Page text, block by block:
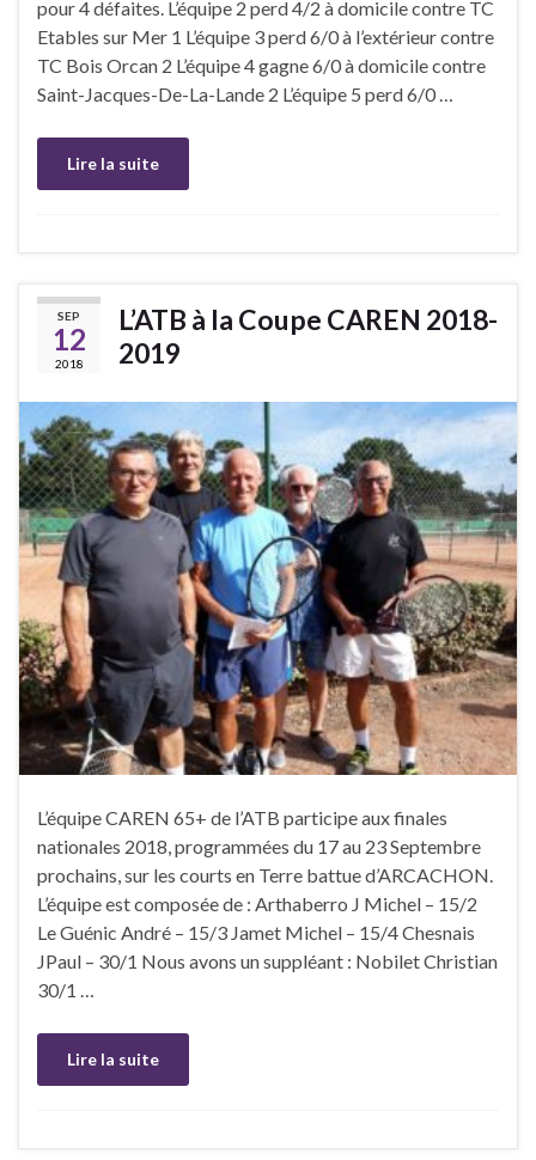
pour 4 défaites. L’équipe 2 perd 4/2 à domicile contre TC
Etables sur Mer 1 L’équipe 3 perd 6/0 à l’extérieur contre
TC Bois Orcan 2 L’équipe 4 gagne 6/0 à domicile contre
Saint-Jacques-De-La-Lande 2 L’équipe 5 perd 6/0 …
Lire la suite
SEP
12
2018
L’ATB à la Coupe CAREN 2018-
2019
L’équipe CAREN 65+ de l’ATB participe aux finales
nationales 2018, programmées du 17 au 23 Septembre
prochains, sur les courts en Terre battue d’ARCACHON.
L’équipe est composée de : Arthaberro J Michel – 15/2
Le Guénic André – 15/3 Jamet Michel – 15/4 Chesnais
JPaul – 30/1 Nous avons un suppléant : Nobilet Christian
30/1 …
Lire la suite